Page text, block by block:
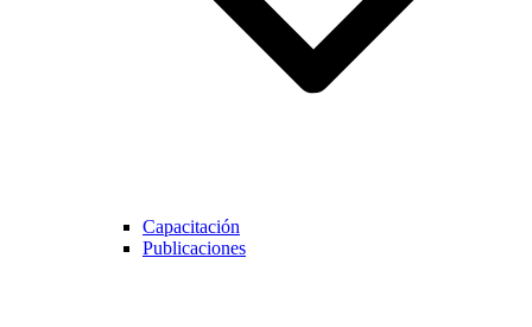
Capacitación
Publicaciones